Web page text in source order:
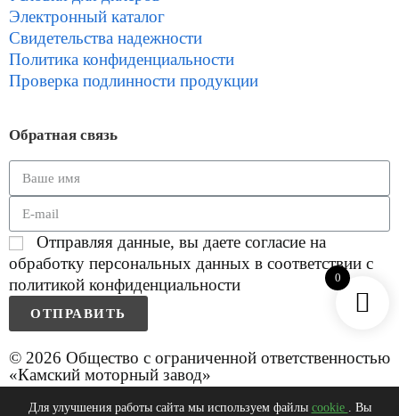
Электронный каталог
Свидетельства надежности
Политика конфиденциальности
Проверка подлинности продукции
Обратная связь
Отправляя данные, вы даете согласие на
обработку персональных данных в соответствии с
политикой конфиденциальности
ОТПРАВИТЬ
© 2026 Общество с ограниченной ответственностью
«Камский моторный завод»
0
Для улучшения работы сайта мы используем файлы cookie . Вы